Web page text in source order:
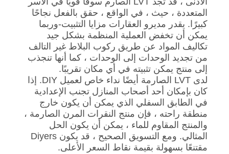
المتعددة ، حيث ، في الواقع ، حقق بالفعل نجاحًا
كبيرًا. يقدر مديرو العقارات مزايا التثبيت-وربما
يمكن أن تخفض العملية المنظمة بشكل جيد
تكاليف المواد عن طريق ركوب البلاط غير التالف
من تجديد الوحدات إلى الوحدات ، كما أنها تنجذب
إلى منتج يمكن تثبيته في أي مكان تقريبًا.
لدى LVT الصارمة أيضًا نداء خاص لعميل DIY. إذا
كان بإمكان أحد أصحاب المنازل تجنب الإعدادية
في الطابق السفلي الذي يمكن أن يكون خارج
منطقة راحته ، فإن منتج النقرات المرن الصارمة ،
والمنتج المقاوم للماء ، يمكن أن يكون الحل
المثالي. ومع التسويق الصحيح ، قد يكون Diyers
مقتنعًا بسهولة بقيمة نقاط السعر الأعلى.